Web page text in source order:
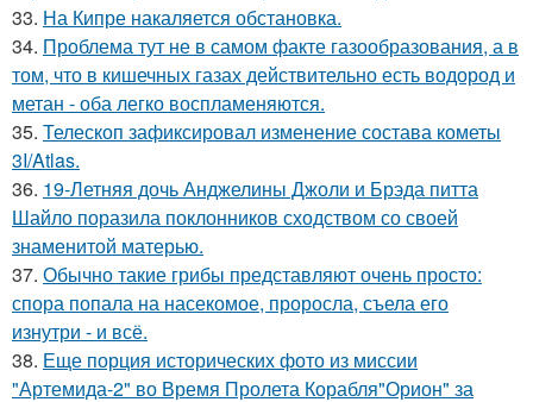
33. На Кипре накаляется обстановка.
34. Проблема тут не в самом факте газообразования, а в
том, что в кишечных газах действительно есть водород и
метан - оба легко воспламеняются.
35. Телескоп зафиксировал изменение состава кометы
3I/Atlas.
36. 19-Летняя дочь Анджелины Джоли и Брэда питта
Шайло поразила поклонников сходством со своей
знаменитой матерью.
37. Обычно такие грибы представляют очень просто:
спора попала на насекомое, проросла, съела его
изнутри - и всё.
38. Еще порция исторических фото из миссии
"Артемида-2" во Время Пролета Корабля"Орион" за